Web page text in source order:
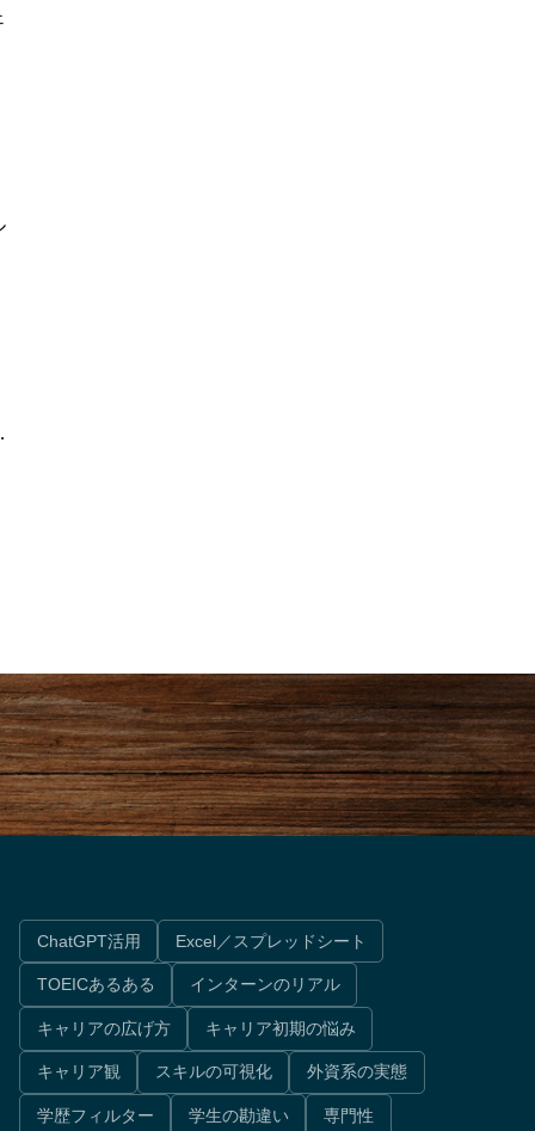
ChatGPT活用 Excel／スプレッドシート
TOEICあるある インターンのリアル
キャリアの広げ方 キャリア初期の悩み
キャリア観 スキルの可視化 外資系の実態
学歴フィルター 学生の勘違い 専門性